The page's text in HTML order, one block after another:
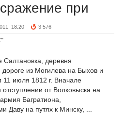
при
18:20 3 576
деревня
дороге из Могилева на Быхов и
11 июля 1812 г. Вначале
от Волковыска на
Багратиона,
Даву на путях к Минску, ...